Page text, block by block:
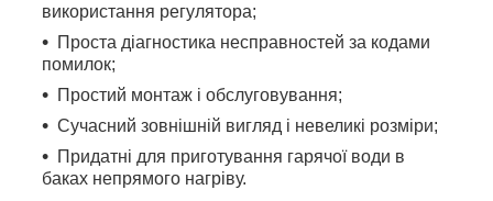
використання регулятора;
Проста діагностика несправностей за кодами
помилок;
Простий монтаж і обслуговування;
Сучасний зовнішній вигляд і невеликі розміри;
Придатні для приготування гарячої води в
баках непрямого нагріву.